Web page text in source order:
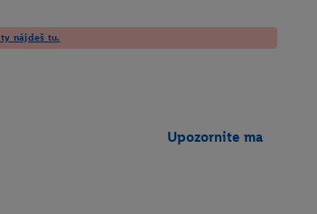
nájdeš tu.
Upozornite ma